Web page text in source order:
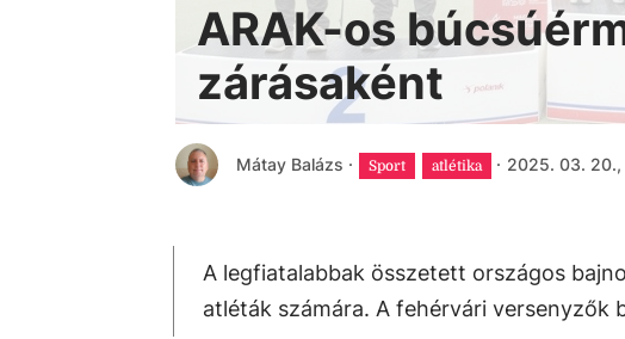
ARAK-os
zárásaként
Mátay Balázs · Sport atlétika · 2025. 03. 20.,
A legfiatalabbak összetett országos
atléták számára. A fehérvári versenyzők